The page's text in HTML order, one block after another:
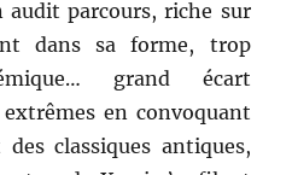
parcours, riche sur
dans sa forme, trop
grand écart
en convoquant
classiques antiques,